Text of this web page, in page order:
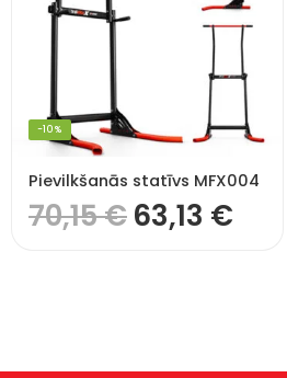
Pievilkšanās statīvs MFX004
-10%
70,15€63,13 €